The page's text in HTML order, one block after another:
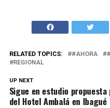
RELATED TOPICS: #AHORA
REGIONAL
UP NEXT
Sigue en estudio
del Hotel Ambalá en Ibagué